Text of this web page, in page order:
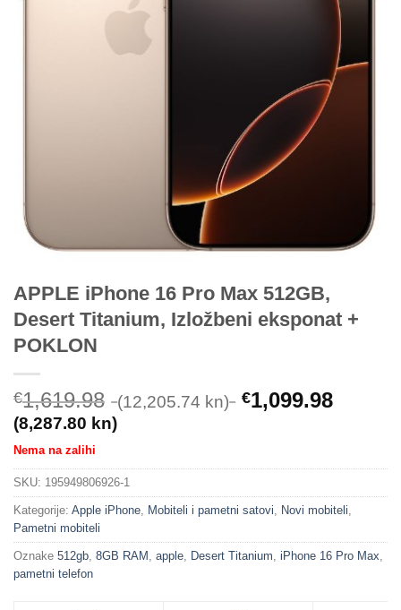
APPLE iPhone 16 Pro Max 512GB,
Desert Titanium, Izložbeni eksponat +
POKLON
€1,619.98 (12,205.74 kn) €1,099.98
(8,287.80 kn)
Nema na zalihi
SKU: 195949806926-1
Kategorije: Apple iPhone, Mobiteli i pametni satovi, Novi mobiteli,
Pametni mobiteli
Oznake 512gb, 8GB RAM , apple, Desert Titanium, iPhone 16 Pro Max,
pametni telefon